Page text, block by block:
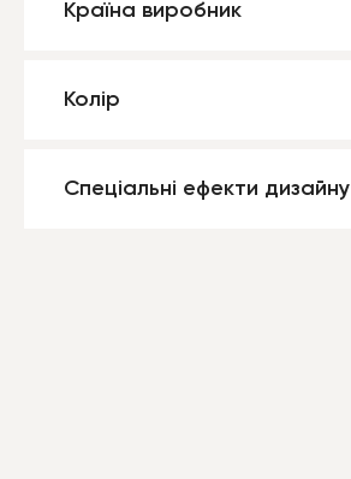
Країна виробник
Колір
Спеціальні ефекти дизайну